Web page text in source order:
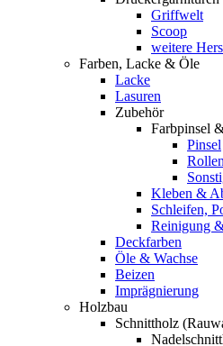
Griffwelt
Scoop
weitere
Farben, Lacke & Öle
Lacke
Lasuren
Zubehör
Farbpinsel
Pinsel
Kleben &
Schleifen,
Reinigung
Deckfarben
Öle & Wachse
Beizen
Imprägnierung
Holzbau
Schnittholz